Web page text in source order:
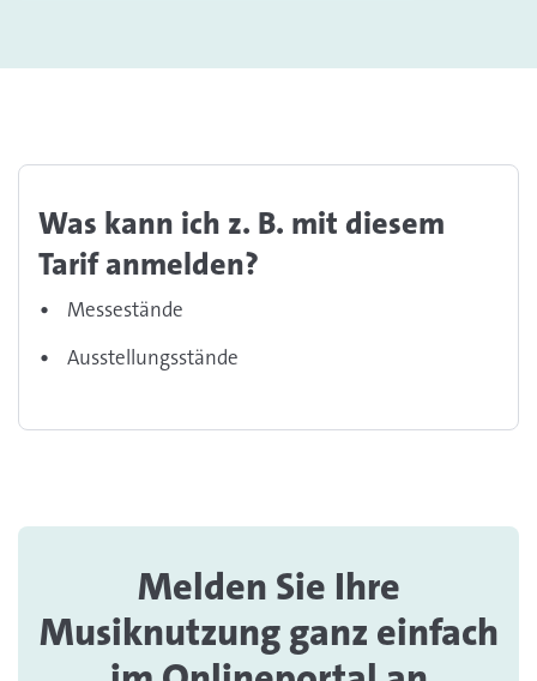
Was kann ich z. B. mit diesem
Tarif anmelden?
Messestände
Ausstellungsstände
Melden Sie Ihre
Musiknutzung ganz einfach